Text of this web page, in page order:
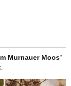
Murnauer Moos“